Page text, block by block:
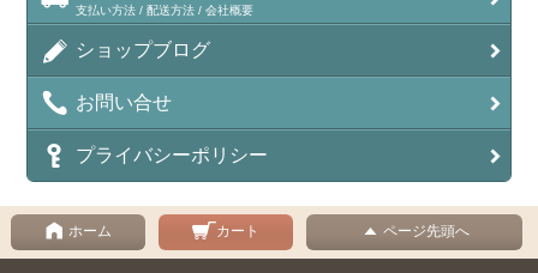
支払い方法 / 配送方法 / 会社概要
ショップブログ
お問い合せ
プライバシーポリシー
ホーム カート ページ先頭へ